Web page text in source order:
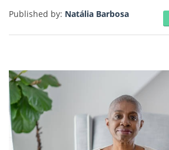
Published by: Natália Barbosa